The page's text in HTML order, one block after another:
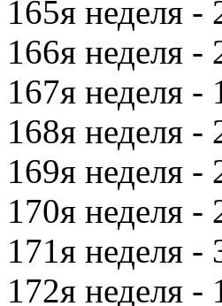
165я неделя -
166я неделя -
167я неделя -
168я неделя -
169я неделя -
170я неделя -
171я неделя -
172я неделя -